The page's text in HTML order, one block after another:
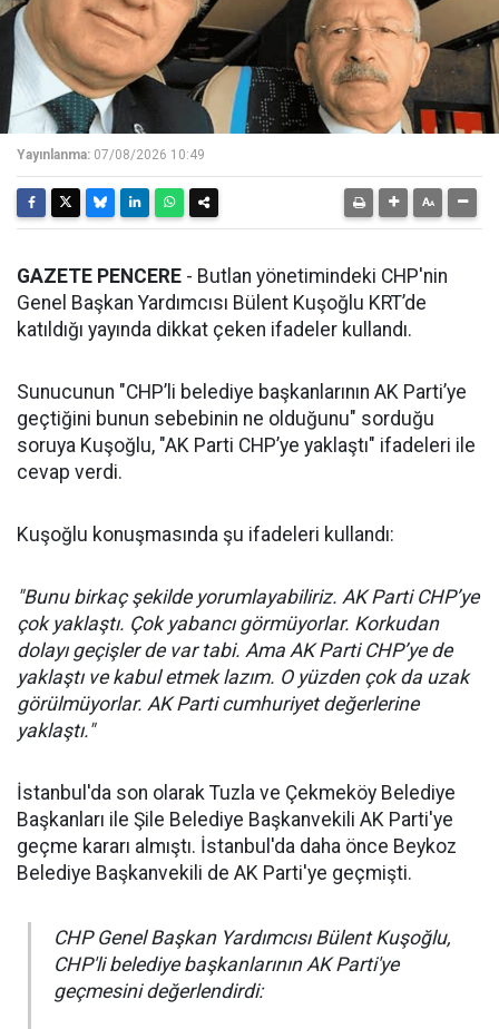
Yayınlanma: 07/08/2026 10:49
GAZETE PENCERE - Butlan yönetimindeki CHP'nin
Genel Başkan Yardımcısı Bülent Kuşoğlu KRT’de
katıldığı yayında dikkat çeken ifadeler kullandı.
Sunucunun "CHP’li belediye başkanlarının AK Parti’ye
geçtiğini bunun sebebinin ne olduğunu" sorduğu
soruya Kuşoğlu, "AK Parti CHP’ye yaklaştı" ifadeleri ile
cevap verdi.
Kuşoğlu konuşmasında şu ifadeleri kullandı:
"Bunu birkaç şekilde yorumlayabiliriz. AK Parti CHP’ye
çok yaklaştı. Çok yabancı görmüyorlar. Korkudan
dolayı geçişler de var tabi. Ama AK Parti CHP’ye de
yaklaştı ve kabul etmek lazım. O yüzden çok da uzak
görülmüyorlar. AK Parti cumhuriyet değerlerine
yaklaştı."
İstanbul'da son olarak Tuzla ve Çekmeköy Belediye
Başkanları ile Şile Belediye Başkanvekili AK Parti'ye
geçme kararı almıştı. İstanbul'da daha önce Beykoz
Belediye Başkanvekili de AK Parti'ye geçmişti.
CHP Genel Başkan Yardımcısı Bülent Kuşoğlu,
CHP'li belediye başkanlarının AK Parti'ye
geçmesini değerlendirdi: